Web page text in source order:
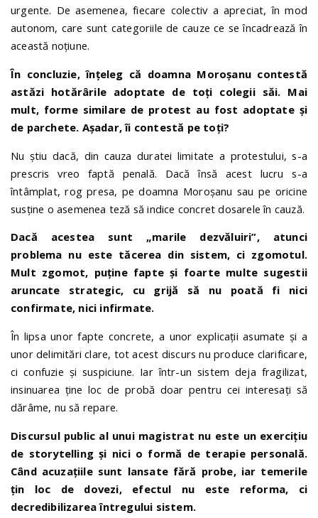
urgente. De asemenea, fiecare colectiv a apreciat, în mod
autonom, care sunt categoriile de cauze ce se încadrează în
această noțiune.
În concluzie, înțeleg că doamna Moroșanu contestă
astăzi hotărârile adoptate de toți colegii săi. Mai
mult, forme similare de protest au fost adoptate și
de parchete. Așadar, îi contestă pe toți?
Nu știu dacă, din cauza duratei limitate a protestului, s-a
prescris vreo faptă penală. Dacă însă acest lucru s-a
întâmplat, rog presa, pe doamna Moroșanu sau pe oricine
susține o asemenea teză să indice concret dosarele în cauză.
Dacă acestea sunt „marile dezvăluiri”, atunci
problema nu este tăcerea din sistem, ci zgomotul.
Mult zgomot, puține fapte și foarte multe sugestii
aruncate strategic, cu grijă să nu poată fi nici
confirmate, nici infirmate.
În lipsa unor fapte concrete, a unor explicații asumate și a
unor delimitări clare, tot acest discurs nu produce clarificare,
ci confuzie și suspiciune. Iar într-un sistem deja fragilizat,
insinuarea ține loc de probă doar pentru cei interesați să
dărâme, nu să repare.
Discursul public al unui magistrat nu este un exercițiu
de storytelling și nici o formă de terapie personală.
Când acuzațiile sunt lansate fără probe, iar temerile
țin loc de dovezi, efectul nu este reforma, ci
decredibilizarea întregului sistem.